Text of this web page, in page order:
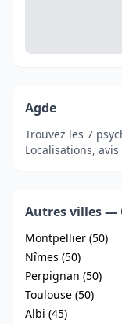
Agde
Trouvez les 7
Localisations,
Autres villes —
Montpellier (50)
Nîmes (50)
Perpignan (50)
Toulouse (50)
Albi (45)